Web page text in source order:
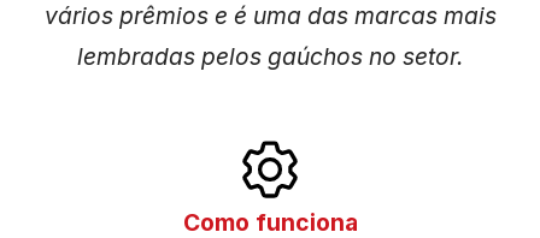
vários prêmios e é uma das marcas mais
lembradas pelos gaúchos no setor.
Como funciona